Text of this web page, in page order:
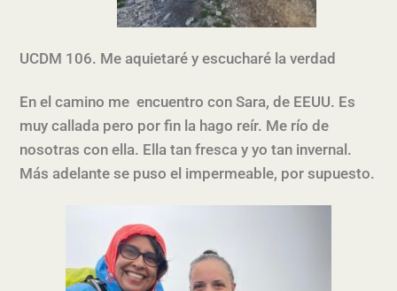
UCDM 106. Me aquietaré y escucharé la verdad
En el camino me encuentro con Sara, de EEUU. Es
muy callada pero por fin la hago reír. Me río de
nosotras con ella. Ella tan fresca y yo tan invernal.
Más adelante se puso el impermeable, por supuesto.